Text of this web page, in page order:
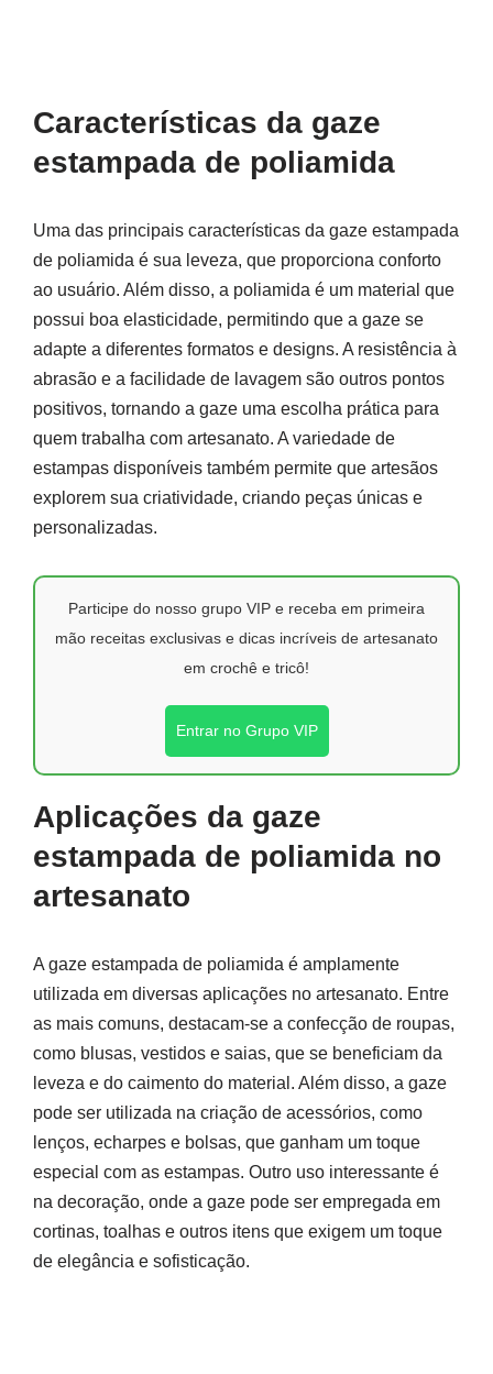
Características da gaze
estampada de poliamida
Uma das principais características da gaze estampada
de poliamida é sua leveza, que proporciona conforto
ao usuário. Além disso, a poliamida é um material que
possui boa elasticidade, permitindo que a gaze se
adapte a diferentes formatos e designs. A resistência à
abrasão e a facilidade de lavagem são outros pontos
positivos, tornando a gaze uma escolha prática para
quem trabalha com artesanato. A variedade de
estampas disponíveis também permite que artesãos
explorem sua criatividade, criando peças únicas e
personalizadas.
Participe do nosso grupo VIP e receba em primeira
mão receitas exclusivas e dicas incríveis de artesanato
em crochê e tricô!
Entrar no Grupo VIP
Aplicações da gaze
estampada de poliamida no
artesanato
A gaze estampada de poliamida é amplamente
utilizada em diversas aplicações no artesanato. Entre
as mais comuns, destacam-se a confecção de roupas,
como blusas, vestidos e saias, que se beneficiam da
leveza e do caimento do material. Além disso, a gaze
pode ser utilizada na criação de acessórios, como
lenços, echarpes e bolsas, que ganham um toque
especial com as estampas. Outro uso interessante é
na decoração, onde a gaze pode ser empregada em
cortinas, toalhas e outros itens que exigem um toque
de elegância e sofisticação.